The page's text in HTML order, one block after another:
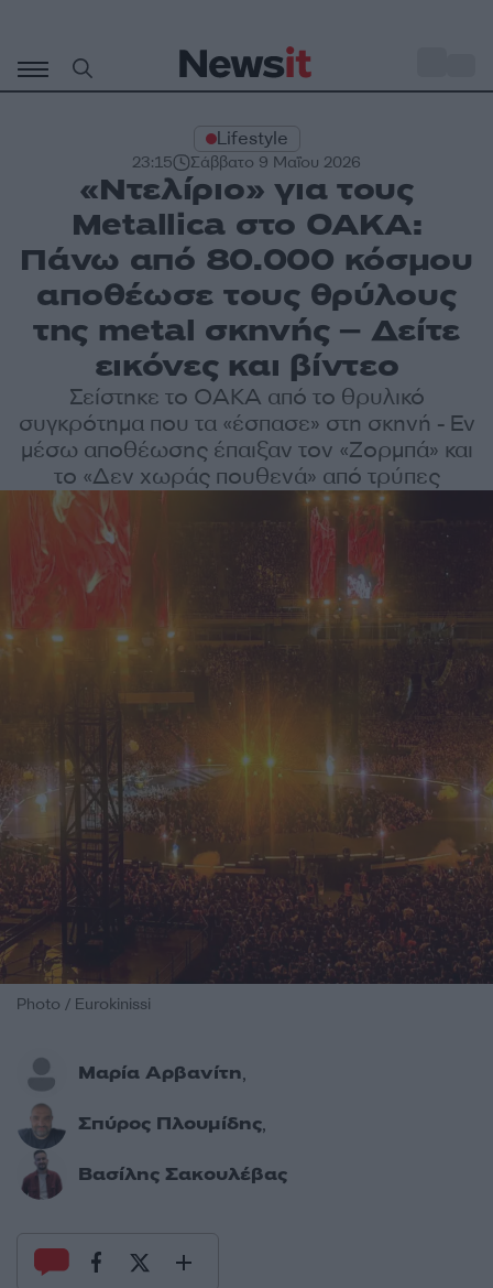
περιεχόμενο
Lifestyle
23:15 Σάββατο 9 Μαΐου 2026
«Ντελίριο» για τους
Metallica στο ΟΑΚΑ:
Πάνω από 80.000 κόσμου
αποθέωσε τους θρύλους
της metal σκηνής – Δείτε
εικόνες και βίντεο
Σείστηκε το ΟΑΚΑ από το θρυλικό
συγκρότημα που τα «έσπασε» στη σκηνή - Εν
μέσω αποθέωσης έπαιξαν τον «Ζορμπά» και
το «Δεν χωράς πουθενά» από τρύπες
Photo / Eurokinissi
Μαρία Αρβανίτη,
Σπύρος Πλουμίδης,
Βασίλης Σακουλέβας